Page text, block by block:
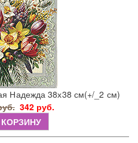
Надежда 38х38 см(+/_2 см)
342 руб.